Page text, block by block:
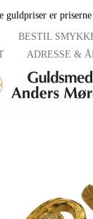
guldpriser er
BESTIL
ADRESSE &